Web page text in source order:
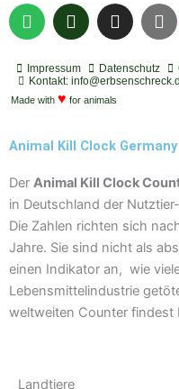
S
p
t
i
f
P
o
c
a
s
I
n
t
a
g
a
m
Y
o
t
u
Impressum Datenschutz
Kontakt:
Made with ♥ for animals
Animal Kill Clock Germany
Der Animal Kill Clock
in Deutschland der
Die Zahlen richten sich
Jahre. Sie sind nicht als
einen Indikator an, wie
Lebensmittelindustrie
weltweiten Counter findest
Landtiere